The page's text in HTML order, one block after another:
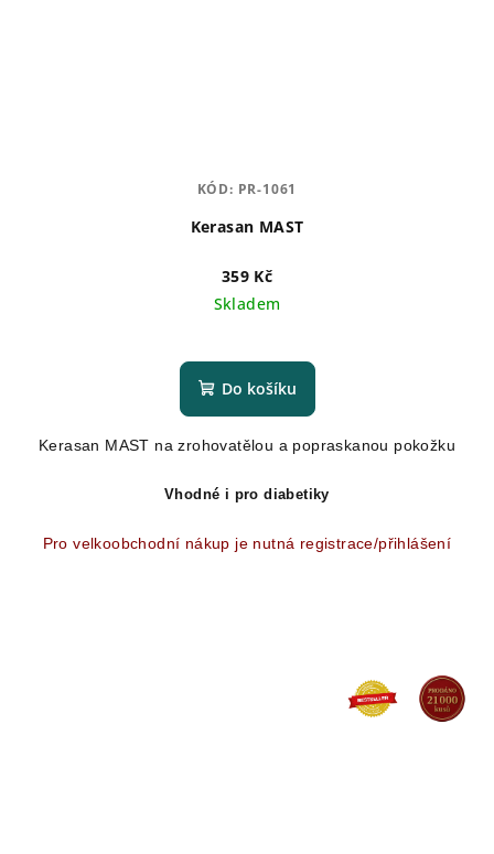
Kerasan MAST
359 Kč
Skladem
hodnocení
produktu
z
hvězdiček.
Do košíku
Kerasan MAST na zrohovatělou a popraskanou pokožku
Vhodné i pro diabetiky
Pro velkoobchodní nákup je nutná registrace/přihlášení
KÓD: PR-1061